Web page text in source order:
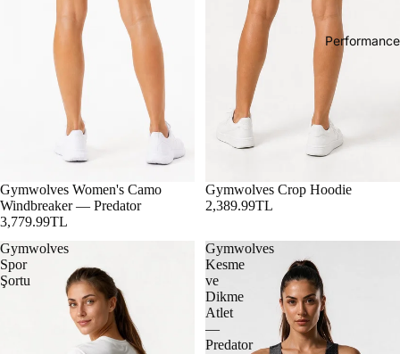
Performance
Gymwolves Women's Camo
Windbreaker — Predator
3,779.99TL
Gymwolves Crop Hoodie
2,389.99TL
Gymwolves
Spor
Şortu
Gymwolves
Kesme
ve
Dikme
Atlet
—
Predator